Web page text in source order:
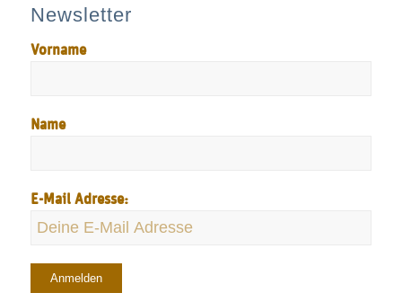
Newsletter
Vorname
Name
E-Mail Adresse: